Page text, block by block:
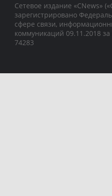
Сетевое издание «CNews»
зарегистрировано
сфере связи,
коммуникаций 09.11.2018
74283